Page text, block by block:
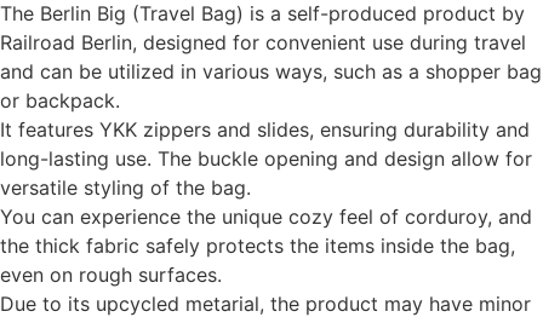
The Berlin Big (Travel Bag) is a self-produced product by
Railroad Berlin, designed for convenient use during travel
and can be utilized in various ways, such as a shopper bag
or backpack.
It features YKK zippers and slides, ensuring durability and
long-lasting use. The buckle opening and design allow for
versatile styling of the bag.
You can experience the unique cozy feel of corduroy, and
the thick fabric safely protects the items inside the bag,
even on rough surfaces.
Due to its upcycled metarial, the product may have minor